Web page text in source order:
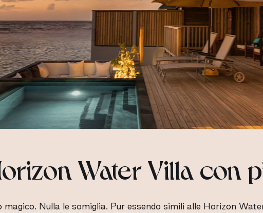
Water Villa con
Nulla le somiglia. Pur essendo simili alle Horizon